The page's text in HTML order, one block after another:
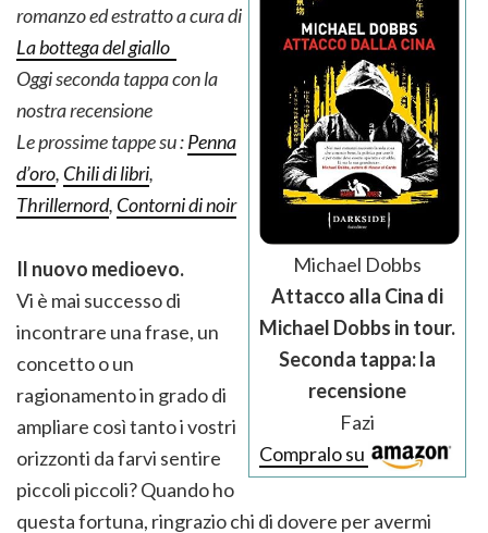
Michael Dobbs
Attacco alla Cina di
Michael Dobbs in tour.
Seconda tappa: la
recensione
Fazi
Compralo su
romanzo ed estratto a cura di
La bottega del giallo
Oggi seconda tappa con la
nostra recensione
Le prossime tappe su :Penna
d’oro, Chili di libri,
Thrillernord, Contorni di noir
Il nuovo medioevo.
Vi è mai successo di
incontrare una frase, un
concetto o un
ragionamento in grado di
ampliare così tanto i vostri
orizzonti da farvi sentire
piccoli piccoli? Quando ho
questa fortuna, ringrazio chi di dovere per avermi